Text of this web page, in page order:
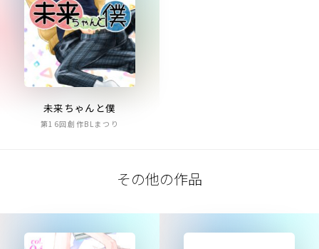
未来ちゃんと僕
第16回創作BLまつり
その他の作品